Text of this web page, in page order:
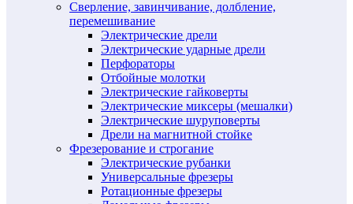
Сверление, завинчивание, долбление,
перемешивание
Электрические дрели
Электрические ударные дрели
Перфораторы
Отбойные молотки
Электрические гайковерты
Электрические миксеры (мешалки)
Электрические шуруповерты
Дрели на магнитной стойке
Фрезерование и строгание
Электрические рубанки
Универсальные фрезеры
Ротационные фрезеры